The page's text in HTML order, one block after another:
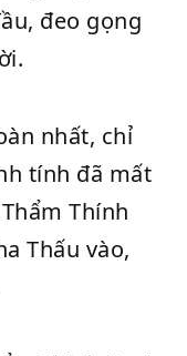
đeo gọng
nhất, chỉ
tính đã mất
Thính
Thấu vào,